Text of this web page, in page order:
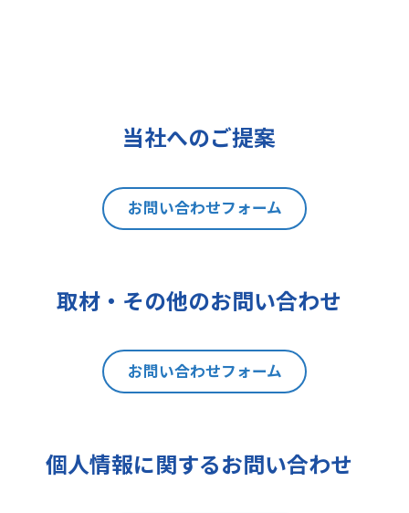
ご提出頂く個人情報について、貴方
正、追加又は削除、利用の停止、消
去及び第三者への提供の停止（以下
「開示等」といいます。）を請求す
は、後述の消費者相談・苦情窓口に
本手続きにあたり、貴方がご本人で
あることを確認させて頂きますこと
をご了承下さい。
ご提出頂く個人情報について、開示
当社へのご提案
お問い合わせフォーム
取材・その他のお問い合わせ
お問い合わせフォーム
個人情報に関するお問い合わせ